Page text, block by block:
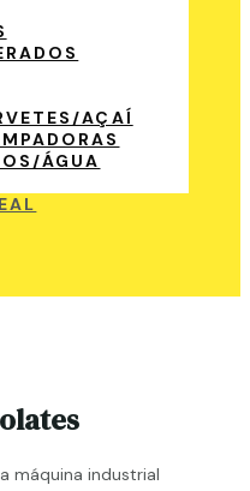
AÇAÍ
ÁGUA
máquina industrial